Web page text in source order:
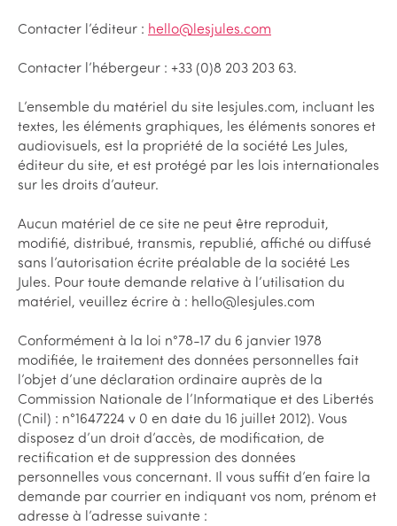
Contacter l’éditeur : hello@lesjules.com
Contacter l’hébergeur : +33 (0)8 203 203 63.
L’ensemble du matériel du site lesjules.com, incluant les
textes, les éléments graphiques, les éléments sonores et
audiovisuels, est la propriété de la société Les Jules,
éditeur du site, et est protégé par les lois internationales
sur les droits d’auteur.
Aucun matériel de ce site ne peut être reproduit,
modifié, distribué, transmis, republié, affiché ou diffusé
sans l’autorisation écrite préalable de la société Les
Jules. Pour toute demande relative à l’utilisation du
matériel, veuillez écrire à : hello@lesjules.com
Conformément à la loi n°78-17 du 6 janvier 1978
modifiée, le traitement des données personnelles fait
l’objet d’une déclaration ordinaire auprès de la
Commission Nationale de l’Informatique et des Libertés
(Cnil) : n°1647224 v 0 en date du 16 juillet 2012). Vous
disposez d’un droit d’accès, de modification, de
rectification et de suppression des données
personnelles vous concernant. Il vous suffit d’en faire la
demande par courrier en indiquant vos nom, prénom et
adresse à l’adresse suivante :